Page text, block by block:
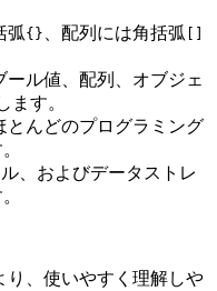
弧{} 、配列には角括弧
ール値、配列、オブジェ
ます。
とんどのプログラミング
、およびデータストレ
り、使いやすく理解しや